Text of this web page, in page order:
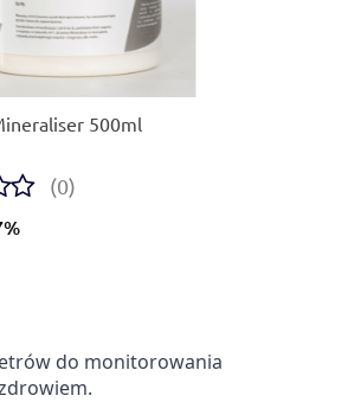
500ml
(0)
do monitorowania